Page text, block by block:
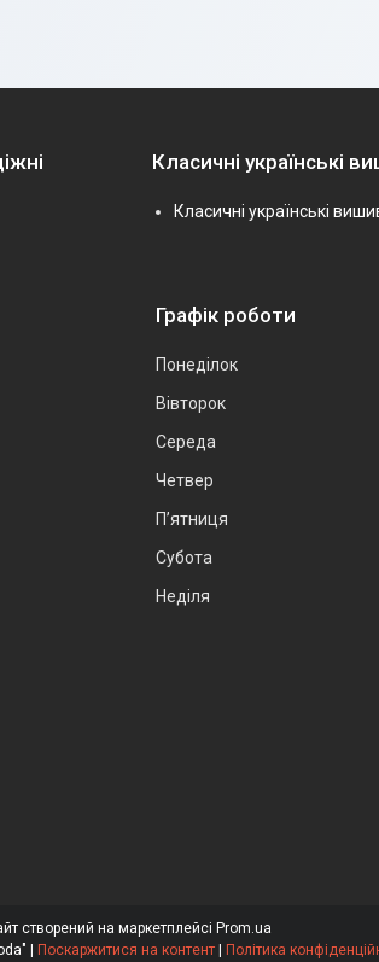
Класичні українські
Класичні українські
Графік роботи
Понеділок
Вівторок
Середа
Четвер
Пʼятниця
Субота
Неділя
створений на маркетплейсі Prom.ua
Поскаржитися на контент Політика